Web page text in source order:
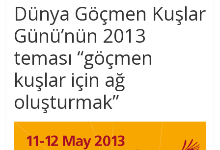
Dünya Göçmen Kuşlar
Günü’nün 2013
teması “göçmen
kuşlar için ağ
oluşturmak”